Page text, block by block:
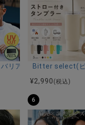
リア)クリアフレーム
Bitter select(ビ
¥2,990 (税込)
6